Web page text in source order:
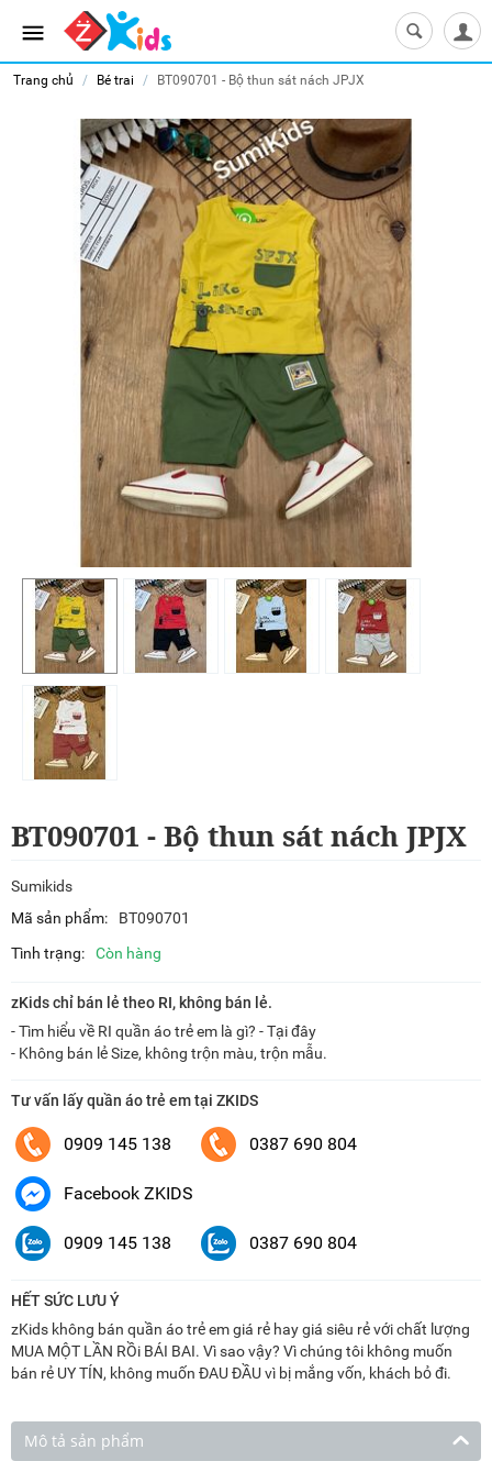
Trang chủ / Bé trai / BT090701 - Bộ thun sát nách JPJX
BT090701 - Bộ thun sát nách JPJX
Sumikids
Mã sản phẩm:
BT090701
Tình trạng:
Còn hàng
zKids chỉ bán lẻ theo RI, không bán lẻ.
- Tìm hiểu về RI quần áo trẻ em là gì? - Tại đây
- Không bán lẻ Size, không trộn màu, trộn mẫu.
Tư vấn lấy quần áo trẻ em tại ZKIDS
0909 145 138 0387 690 804
Facebook ZKIDS
0909 145 138 0387 690 804
HẾT SỨC LƯU Ý
zKids không bán quần áo trẻ em giá rẻ hay giá siêu rẻ với chất lượng
MUA MỘT LẦN RỒi BÁI BAI. Vì sao vậy? Vì chúng tôi không muốn
bán rẻ UY TÍN, không muốn ĐAU ĐẦU vì bị mắng vốn, khách bỏ đi.
Mô tả sản phẩm